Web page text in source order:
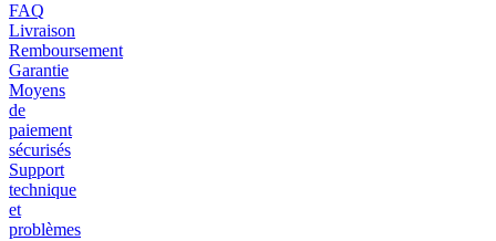
FAQ
Livraison
Remboursement
Garantie
Moyens
de
paiement
sécurisés
Support
technique
et
problèmes